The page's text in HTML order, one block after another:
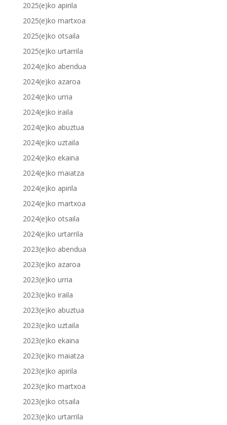
2025(e)ko apirila
2025(e)ko martxoa
2025(e)ko otsaila
2025(e)ko urtarrila
2024(e)ko abendua
2024(e)ko azaroa
2024(e)ko urria
2024(e)ko iraila
2024(e)ko abuztua
2024(e)ko uztaila
2024(e)ko ekaina
2024(e)ko maiatza
2024(e)ko apirila
2024(e)ko martxoa
2024(e)ko otsaila
2024(e)ko urtarrila
2023(e)ko abendua
2023(e)ko azaroa
2023(e)ko urria
2023(e)ko iraila
2023(e)ko abuztua
2023(e)ko uztaila
2023(e)ko ekaina
2023(e)ko maiatza
2023(e)ko apirila
2023(e)ko martxoa
2023(e)ko otsaila
2023(e)ko urtarrila